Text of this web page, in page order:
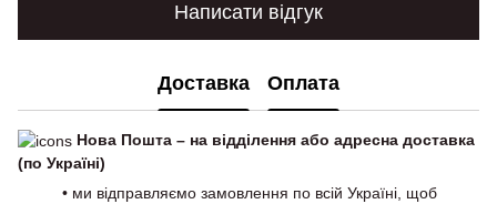
Написати відгук
Доставка Оплата
Нова Пошта – на відділення або адресна доставка
(по Україні)
• ми відправляємо замовлення по всій Україні, щоб